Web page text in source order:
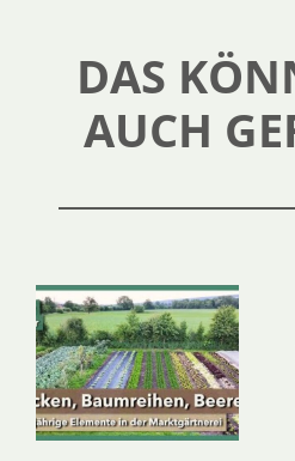
DAS
AUCH